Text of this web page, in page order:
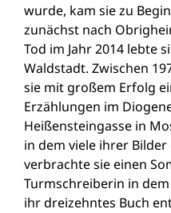
wurde, kam sie zu
zunächst nach
Tod im Jahr 2014 lebte
Waldstadt. Zwischen
sie mit großem Erfolg
Erzählungen im
Heißensteingasse in
in dem viele ihrer
verbrachte sie einen
Turmschreiberin in
ihr dreizehntes Buch